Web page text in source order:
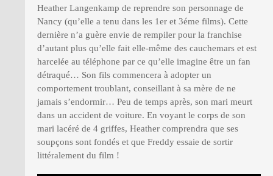
Heather Langenkamp de reprendre son personnage de
Nancy (qu’elle a tenu dans les 1er et 3éme films). Cette
dernière n’a guère envie de rempiler pour la franchise
d’autant plus qu’elle fait elle-même des cauchemars et est
harcelée au téléphone par ce qu’elle imagine être un fan
détraqué… Son fils commencera à adopter un
comportement troublant, conseillant à sa mère de ne
jamais s’endormir… Peu de temps après, son mari meurt
dans un accident de voiture. En voyant le corps de son
mari lacéré de 4 griffes, Heather comprendra que ses
soupçons sont fondés et que Freddy essaie de sortir
littéralement du film !